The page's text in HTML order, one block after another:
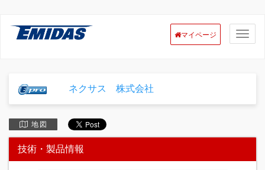
マイページ
ネクサス 株式会社
地 図
技術・製品情報